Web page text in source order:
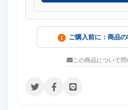
ご購入前に：商品
この商品について問